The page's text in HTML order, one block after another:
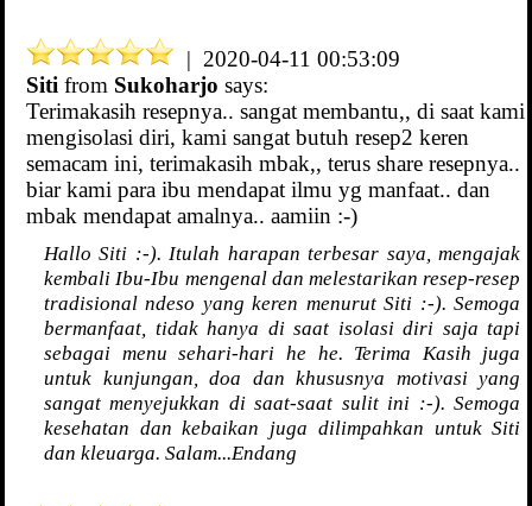
| 2020-04-11 00:53:09
Siti from Sukoharjo says:
Terimakasih resepnya.. sangat membantu,, di saat kami
mengisolasi diri, kami sangat butuh resep2 keren
semacam ini, terimakasih mbak,, terus share resepnya..
biar kami para ibu mendapat ilmu yg manfaat.. dan
mbak mendapat amalnya.. aamiin :-)
Hallo Siti :-). Itulah harapan terbesar saya, mengajak
kembali Ibu-Ibu mengenal dan melestarikan resep-resep
tradisional ndeso yang keren menurut Siti :-). Semoga
bermanfaat, tidak hanya di saat isolasi diri saja tapi
sebagai menu sehari-hari he he. Terima Kasih juga
untuk kunjungan, doa dan khususnya motivasi yang
sangat menyejukkan di saat-saat sulit ini :-). Semoga
kesehatan dan kebaikan juga dilimpahkan untuk Siti
dan kleuarga. Salam...Endang